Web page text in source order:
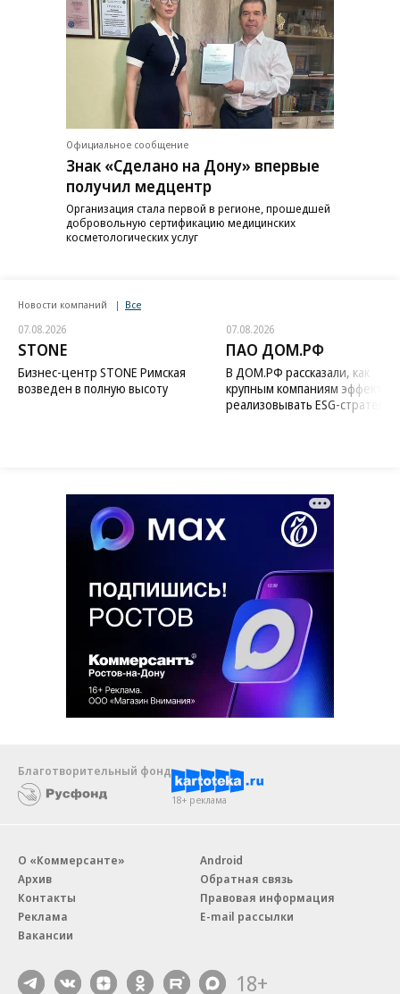
Официальное сообщение
Знак «Сделано на Дону» впервые
получил медцентр
Организация стала первой в регионе, прошедшей
добровольную сертификацию медицинских
косметологических услуг
Новости компаний Все
07.08.2026
STONE
Бизнес-центр STONE Римская
возведен в полную высоту
07.08.2026
ПАО ДОМ.РФ
В ДОМ.РФ рассказали, как
крупным компаниям
реализовывать ESG-стратегию
Благотворительный фонд
18+ реклама
О «Коммерсанте»
Архив
Контакты
Реклама
Вакансии
Android
Обратная связь
Правовая информация
E-mail рассылки
18+